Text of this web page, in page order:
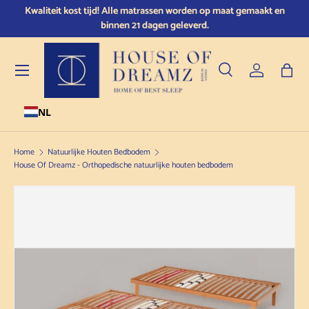
Doorgaan naar de inhoud
Kwaliteit kost tijd! Alle matrassen worden op maat gemaakt en
binnen 21 dagen geleverd.
NL
Zoeken
Producttype
ZoekenInloggen
Tas
Menu
Home
Natuurlijke Houten Bedbodem
House Of Dreamz - Orthopedische natuurlijke houten bedbodem